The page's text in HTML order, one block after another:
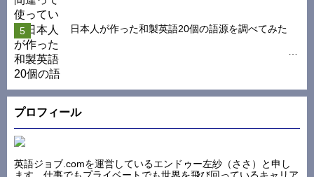
日本人が作った和製英語20個の語源を調べてみた
プロフィール
英語ジョブ.comを運営しているエンドゥー左紗（ささ）と申し